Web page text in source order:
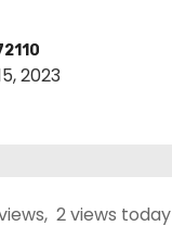
2023
2 views today